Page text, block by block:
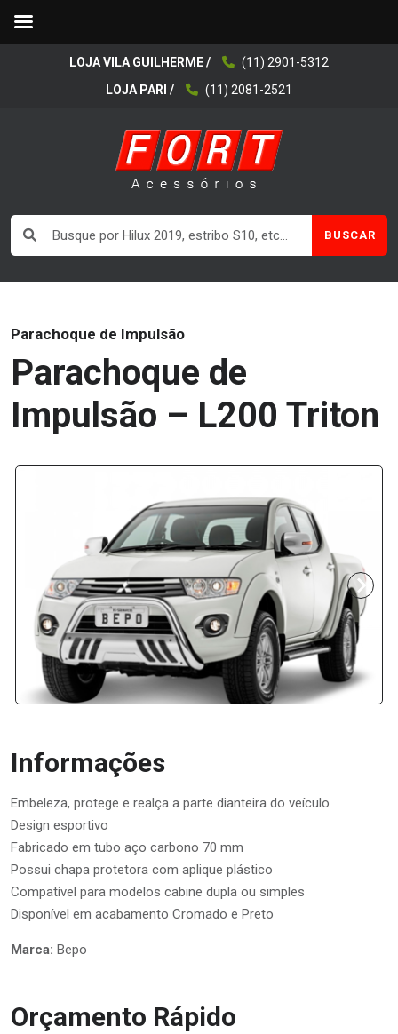
LOJA VILA GUILHERME /
(11) 2901-5312
LOJA PARI /
(11) 2081-2521
BUSCAR
Parachoque de Impulsão
Parachoque de
Impulsão – L200 Triton
Informações
Embeleza, protege e realça a parte dianteira do veículo
Design esportivo
Fabricado em tubo aço carbono 70 mm
Possui chapa protetora com aplique plástico
Compatível para modelos cabine dupla ou simples
Disponível em acabamento Cromado e Preto
Marca: Bepo
Orçamento Rápido